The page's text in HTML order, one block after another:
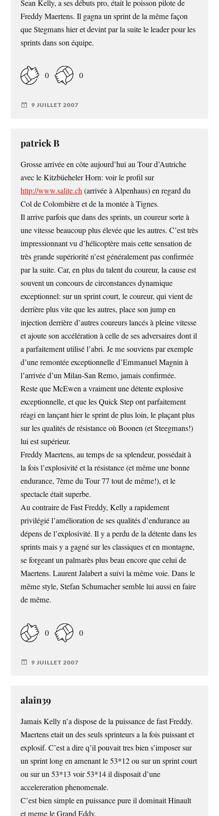
Sean Kelly, a ses débuts pro, était le poisson pilote de
Freddy Maertens. Il gagna un sprint de la même façon
que Stegmans hier et devint par la suite le leader pour les
sprints dans son équipe.
0 0
9 JUILLET 2007
patrick B
Grosse arrivée en côte aujourd’hui au Tour d’Autriche
avec le Kitzbüeheler Horn: voir le profil sur
http://www.salite.ch(arrivée à Alpenhaus) en regard du
Col de Colombière et de la montée à Tignes.
Il arrive parfois que dans des sprints, un coureur sorte à
une vitesse beaucoup plus élevée que les autres. C’est très
impressionnant vu d’hélicoptère mais cette sensation de
très grande supériorité n’est généralement pas confirmée
par la suite. Car, en plus du talent du coureur, la cause est
souvent un concours de circonstances dynamique
exceptionnel: sur un sprint court, le coureur, qui vient de
derrière plus vite que les autres, place son jump en
injection derrière d’autres coureurs lancés à pleine vitesse
et ajoute son accélération à celle de ses adversaires dont il
a parfaitement utilisé l’abri. Je me souviens par exemple
d’une remontée exceptionnelle d’Emmanuel Magnin à
l’arrivée d’un Milan-San Remo, jamais confirmée.
Reste que McEwen a vraiment une détente explosive
exceptionnelle, et que les Quick Step ont parfaitement
réagi en lançant hier le sprint de plus loin, le plaçant plus
sur les qualités de résistance où Boonen (et Steegmans!)
lui est supérieur.
Freddy Maertens, au temps de sa splendeur, possédait à
la fois l’explosivité et la résistance (et même une bonne
endurance, 7ème du Tour 77 tout de même!), et le
spectacle était superbe.
Au contraire de Fast Freddy, Kelly a rapidement
privilégié l’amélioration de ses qualités d’endurance au
dépens de l’explosivité. Il y a perdu de la détente dans les
sprints mais y a gagné sur les classiques et en montagne,
se forgeant un palmarès plus beau encore que celui de
Maertens. Laurent Jalabert a suivi la même voie. Dans le
même style, Stefan Schumacher semble lui aussi en faire
de même.
0 0
9 JUILLET 2007
alain39
Jamais Kelly n’a dispose de la puissance de fast Freddy.
Maertens etait un des seuls sprinteurs a la fois puissant et
explosif. C’est a dire q’il pouvait tres bien s’imposer sur
un sprint long en amenant le 53*12 ou sur un sprint court
ou sur un 53*13 voir 53*14 il disposait d’une
accelereration phenomenale.
C’est bien simple en puissance pure il dominait Hinault
et meme le Grand Eddy.